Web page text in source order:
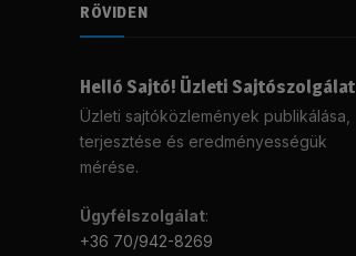
RÖVIDEN
Helló Sajtó! Üzleti Sajtószolgálat
Üzleti sajtóközlemények publikálása,
terjesztése és eredményességük
mérése.
Ügyfélszolgálat:
+36 70/942-8269